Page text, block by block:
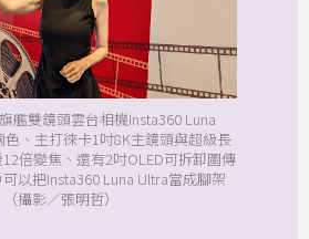
艦雙鏡頭雲台相機Insta360 Luna
、主打徠卡1吋8K主鏡頭與超級長
倍變焦、還有2吋OLED可拆卸圖傳
以把Insta360 Luna Ultra當成腳架
攝影／張明哲）